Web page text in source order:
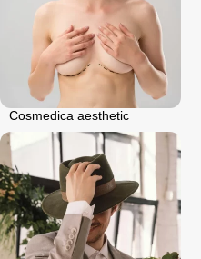
Cosmedica aesthetic